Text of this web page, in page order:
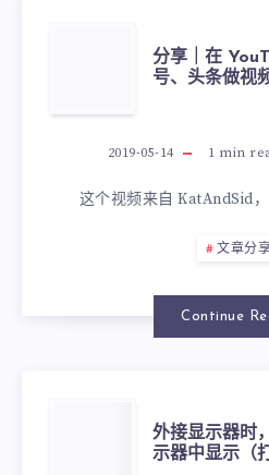
分享｜在
号、头条做视
2019-05-14 1 min
这个视频来自 KatAndSid
文章分
Continue
外接显示器时
示器中显示（